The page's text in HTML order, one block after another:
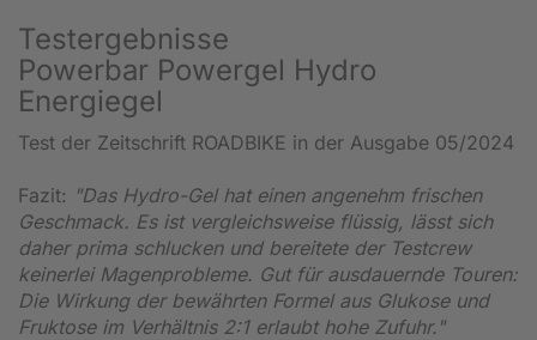
Testergebnisse
Powerbar Powergel Hydro
Energiegel
Test der Zeitschrift ROADBIKE in der Ausgabe 05/2024
Fazit: "Das Hydro-Gel hat einen angenehm frischen
Geschmack. Es ist vergleichsweise flüssig, lässt sich
daher prima schlucken und bereitete der Testcrew
keinerlei Magenprobleme. Gut für ausdauernde Touren:
Die Wirkung der bewährten Formel aus Glukose und
Fruktose im Verhältnis 2:1 erlaubt hohe Zufuhr."